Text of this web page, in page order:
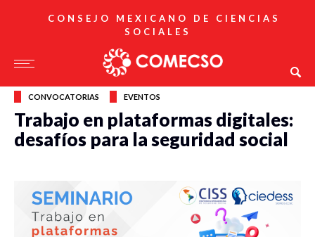
CONSEJO MEXICANO DE CIENCIAS
SOCIALES
CONVOCATORIAS EVENTOS
Trabajo en plataformas digitales:
desafíos para la seguridad social